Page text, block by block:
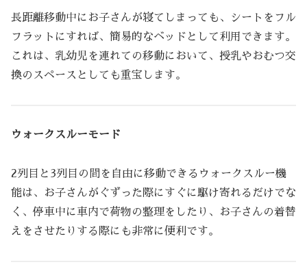
長距離移動中にお子さんが寝てしまっても、シートをフル
フラットにすれば、簡易的なベッドとして利用できます。
これは、乳幼児を連れての移動において、授乳やおむつ交
換のスペースとしても重宝します。
ウォークスルーモード
2列目と3列目の間を自由に移動できるウォークスルー機
能は、お子さんがぐずった際にすぐに駆け寄れるだけでな
く、停車中に車内で荷物の整理をしたり、お子さんの着替
えをさせたりする際にも非常に便利です。